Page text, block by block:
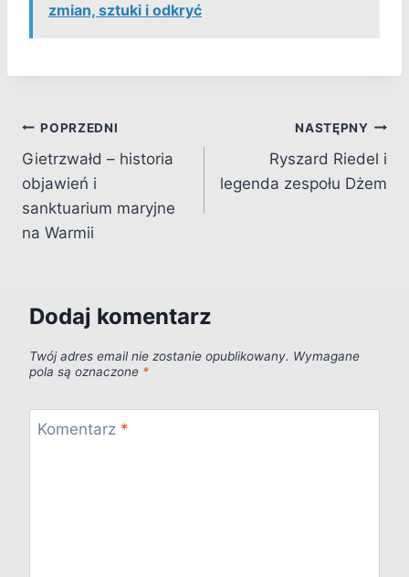
zmian, sztuki i odkryć
Nawigacja
wpisu
POPRZEDNI
Gietrzwałd – historia
objawień i
sanktuarium maryjne
na Warmii
NASTĘPNY
Ryszard Riedel i
legenda zespołu Dżem
Dodaj komentarz
Twój adres email nie zostanie opublikowany. Wymagane
pola są oznaczone *
Komentarz *